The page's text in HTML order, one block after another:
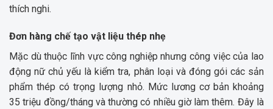
thích nghi.
Đơn hàng chế tạo vật liệu thép nhẹ
Mặc dù thuộc lĩnh vực công nghiệp nhưng công việc của lao
động nữ chủ yếu là kiểm tra, phân loại và đóng gói các sản
phẩm thép có trọng lượng nhỏ. Mức lương cơ bản khoảng
35 triệu đồng/tháng và thường có nhiều giờ làm thêm. Đây là